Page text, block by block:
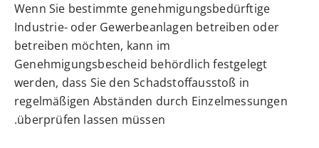
Wenn Sie bestimmte genehmigungsbedürftige
Industrie- oder Gewerbeanlagen betreiben oder
betreiben möchten, kann im
Genehmigungsbescheid behördlich festgelegt
werden, dass Sie den Schadstoffausstoß in
regelmäßigen Abständen durch Einzelmessungen
überprüfen lassen müssen.